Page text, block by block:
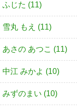
ふじた (11)
雪丸 もえ (11)
あさの あつこ (11)
中江 みかよ (10)
みずのまい (10)